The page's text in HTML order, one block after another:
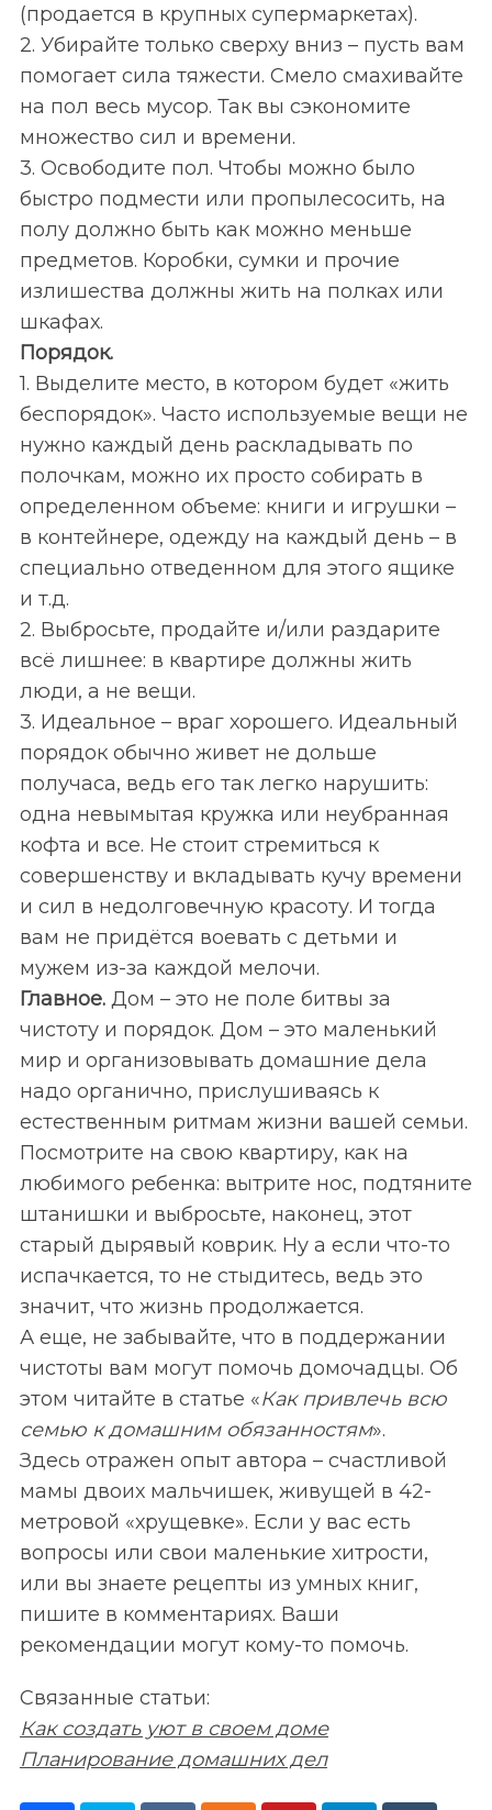
(продается в крупных супермаркетах).
2. Убирайте только сверху вниз – пусть вам
помогает сила тяжести. Смело смахивайте
на пол весь мусор. Так вы сэкономите
множество сил и времени.
3. Освободите пол. Чтобы можно было
быстро подмести или пропылесосить, на
полу должно быть как можно меньше
предметов. Коробки, сумки и прочие
излишества должны жить на полках или
шкафах.
Порядок.
1. Выделите место, в котором будет «жить
беспорядок». Часто используемые вещи не
нужно каждый день раскладывать по
полочкам, можно их просто собирать в
определенном объеме: книги и игрушки –
в контейнере, одежду на каждый день – в
специально отведенном для этого ящике
и т.д.
2. Выбросьте, продайте и/или раздарите
всё лишнее: в квартире должны жить
люди, а не вещи.
3. Идеальное – враг хорошего. Идеальный
порядок обычно живет не дольше
получаса, ведь его так легко нарушить:
одна невымытая кружка или неубранная
кофта и все. Не стоит стремиться к
совершенству и вкладывать кучу времени
и сил в недолговечную красоту. И тогда
вам не придётся воевать с детьми и
мужем из-за каждой мелочи.
Главное. Дом – это не поле битвы за
чистоту и порядок. Дом – это маленький
мир и организовывать домашние дела
надо органично, прислушиваясь к
естественным ритмам жизни вашей семьи.
Посмотрите на свою квартиру, как на
любимого ребенка: вытрите нос, подтяните
штанишки и выбросьте, наконец, этот
старый дырявый коврик. Ну а если что-то
испачкается, то не стыдитесь, ведь это
значит, что жизнь продолжается.
А еще, не забывайте, что в поддержании
чистоты вам могут помочь домочадцы. Об
этом читайте в статье «Как привлечь всю
семью к домашним обязанностям».
Здесь отражен опыт автора – счастливой
мамы двоих мальчишек, живущей в 42-
метровой «хрущевке». Если у вас есть
вопросы или свои маленькие хитрости,
или вы знаете рецепты из умных книг,
пишите в комментариях. Ваши
рекомендации могут кому-то помочь.
Связанные статьи:
Как создать уют в своем доме
Планирование домашних дел
S
a
r
h
f
r
По авторам